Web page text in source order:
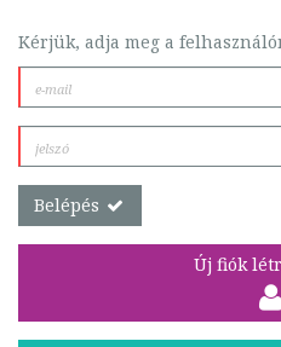
Kérjük, adja meg a
Belépés
Új fiók